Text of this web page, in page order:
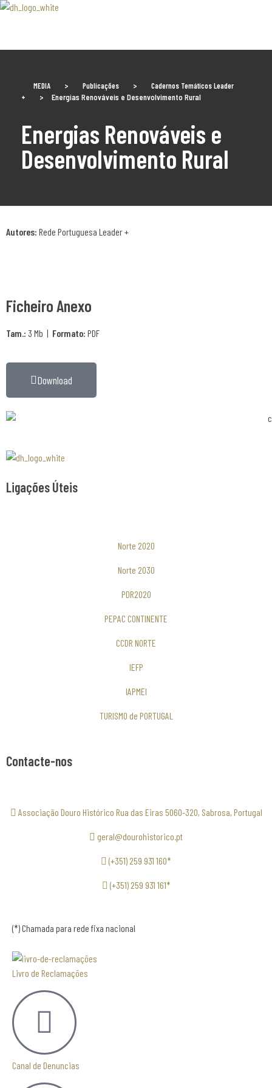
MEDIA > Publicações >
Cadernos Temáticos Leader
+
> Energias Renováveis e Desenvolvimento Rural
Energias Renováveis e
Desenvolvimento Rural
Autores: Rede Portuguesa Leader +
Ficheiro Anexo
Tam.: 3 Mb | Formato: PDF
Download
Ligações Úteis
Norte 2020
Norte 2030
PDR2020
PEPAC CONTINENTE
CCDR NORTE
IEFP
IAPMEI
TURISMO de PORTUGAL
Contacte-nos
Associação Douro Histórico Rua das Eiras 5060-320, Sabrosa, Portugal
geral@dourohistorico.pt
(+351) 259 931 160*
(+351) 259 931 161*
(*) Chamada para rede fixa nacional
Livro de Reclamações
Canal de Denuncias